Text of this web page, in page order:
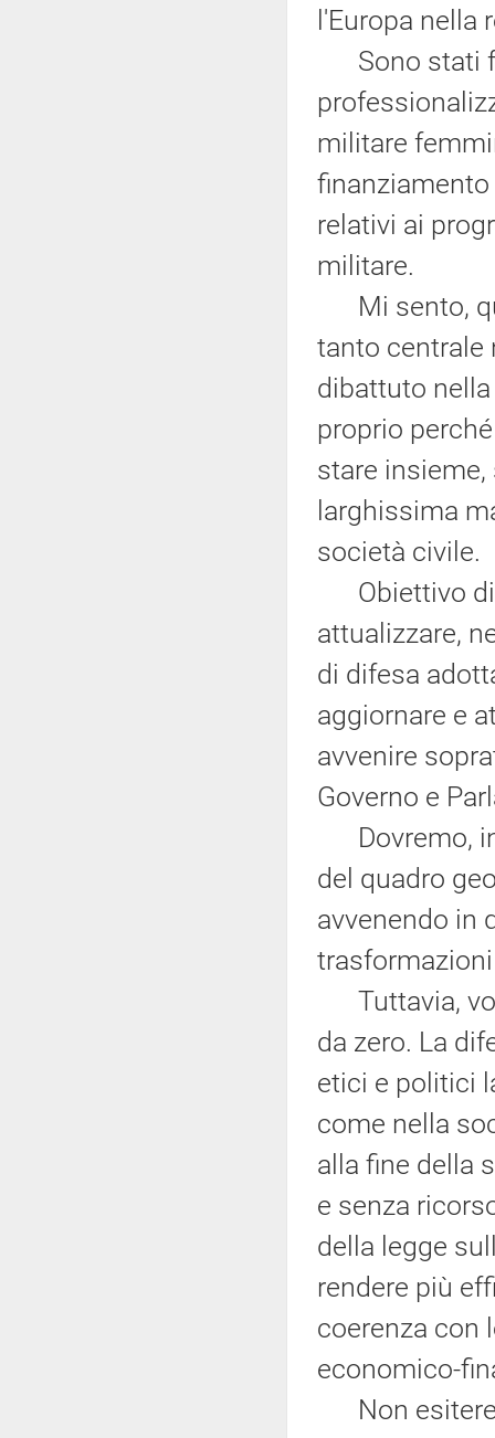
l'Europa nella
Sono stati
militare
relativi ai
militare.
Mi sento,
tanto centrale
dibattuto
proprio
stare
larghissima
società civile.
Obiettivo di
attualizzare,
di difesa
aggiornare e
avvenire
Governo e
Dovremo, in
del quadro
avvenendo in
Tuttavia,
da zero. La
etici e politici
come nella
alla fine della
e senza
della legge
rendere più
coerenza con
economico-
Non